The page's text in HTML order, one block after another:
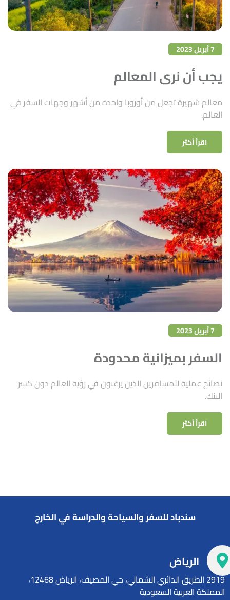
7 أبريل 2023
يجب أن نرى المعالم
معالم شهيرة تجعل من أوروبا واحدة من أشهر وجهات السفر في
العالم.
اقرأ أكثر
7 أبريل 2023
السفر بميزانية محدودة
نصائح عملية للمسافرين الذين يرغبون في رؤية العالم دون كسر
البنك.
اقرأ أكثر
سندباد للسفر والسياحة والدراسة في الخارج
الرياض
2919 الطريق الدائري الشمالي، حي المصيف، الرياض 12468،
المملكة العربية السعودية